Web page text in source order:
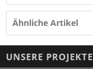
Ähnliche Artikel
UNSERE PROJEKTE